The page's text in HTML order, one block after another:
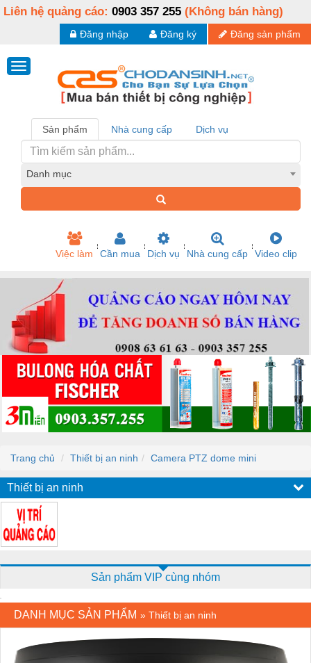
Liên hệ quảng cáo: 0903 357 255 (Không bán hàng)
Đăng sản phẩm
Đăng ký
Đăng nhập
Sản phẩm Nhà cung cấp Dịch vụ
Danh mục
Việc làm Cần mua Dịch vụ Nhà cung cấp Video clip
Trang chủ Thiết bị an ninh Camera PTZ dome mini
Thiết bị an ninh
Sản phẩm VIP cùng nhóm
DANH MỤC SẢN PHẨM » Thiết bị an ninh